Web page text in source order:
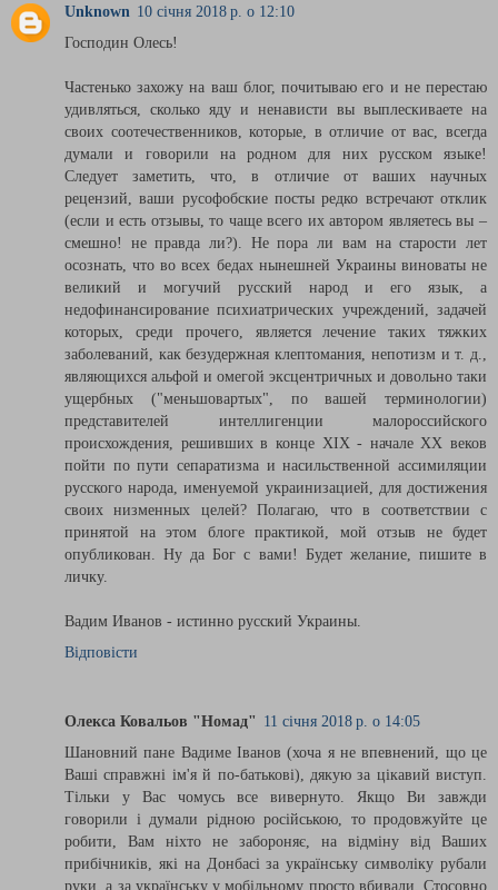
Unknown 10 січня 2018 р. о 12:10
Господин Олесь!
Частенько захожу на ваш блог, почитываю его и не перестаю
удивляться, сколько яду и ненависти вы выплескиваете на
своих соотечественников, которые, в отличие от вас, всегда
думали и говорили на родном для них русском языке!
Следует заметить, что, в отличие от ваших научных
рецензий, ваши русофобские посты редко встречают отклик
(если и есть отзывы, то чаще всего их автором являетесь вы –
смешно! не правда ли?). Не пора ли вам на старости лет
осознать, что во всех бедах нынешней Украины виноваты не
великий и могучий русский народ и его язык, а
недофинансирование психиатрических учреждений, задачей
которых, среди прочего, является лечение таких тяжких
заболеваний, как безудержная клептомания, непотизм и т. д.,
являющихся альфой и омегой эксцентричных и довольно таки
ущербных ("меньшовартых", по вашей терминологии)
представителей интеллигенции малороссийского
происхождения, решивших в конце XIX - начале ХХ веков
пойти по пути сепаратизма и насильственной ассимиляции
русского народа, именуемой украинизацией, для достижения
своих низменных целей? Полагаю, что в соответствии с
принятой на этом блоге практикой, мой отзыв не будет
опубликован. Ну да Бог с вами! Будет желание, пишите в
личку.
Вадим Иванов - истинно русский Украины.
Відповісти
Олекса Ковальов "Номад" 11 січня 2018 р. о 14:05
Шановний пане Вадиме Іванов (хоча я не впевнений, що це
Ваші справжні ім'я й по-батькові), дякую за цікавий виступ.
Тільки у Вас чомусь все вивернуто. Якщо Ви завжди
говорили і думали рідною російською, то продовжуйте це
робити, Вам ніхто не забороняє, на відміну від Ваших
прибічників, які на Донбасі за українську символіку рубали
руки, а за українську у мобільному просто вбивали. Стосовно